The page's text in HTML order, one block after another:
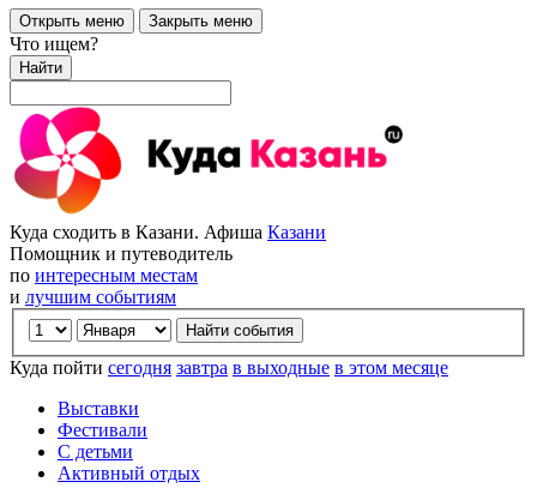
Открыть меню Закрыть меню
Что ищем?
Найти
Куда сходить в Казани. Афиша Казани
Помощник и путеводитель
по интересным местам
и лучшим событиям
Куда пойти сегодня завтра в выходные в этом месяце
Выставки
Фестивали
С детьми
Активный отдых